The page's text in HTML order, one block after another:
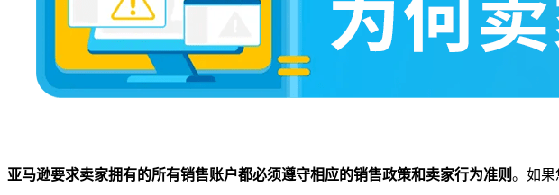
亚马逊要求卖家拥有的所有销售账户都必须遵守相应的销售政策和卖家行为准则。如果